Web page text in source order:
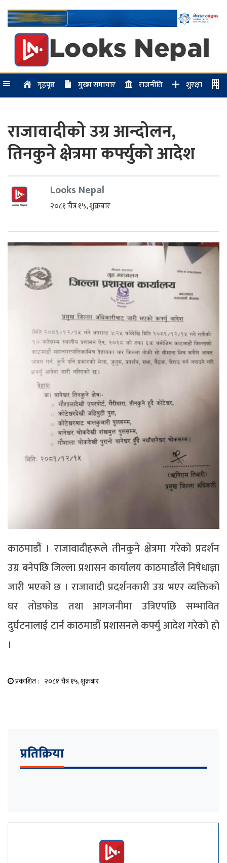
गृहपृष्ठ मुख्य समाचार राजनीति शुरक्षा
राजावादीको उग्र आन्दोलन,
तिनकुने क्षेत्रमा कर्फ्युको आदेश
Looks Nepal
२०८१ चैत्र १५, शुक्रबार
काठमाडौं । राजावादीहरूले तीनकुने क्षेत्रमा गरेको प्रदर्शन
उग्र बनेपछि जिल्ला प्रशासन कार्यालय काठमाडौंले निषेधाज्ञा
जारी भएको छ । राजावादी प्रदर्शनकारी उग्र भएर व्यक्तिको
घर तोडफोड तथा आगजनीमा उत्रिएपछि सम्भावित
दुर्घटनालाई टार्न काठमाडौँ प्रशासनले कर्फ्यु आदेश गरेको हो
।
प्रकाशित : २०८१ चैत्र १५, शुक्रबार
प्रतिक्रिया